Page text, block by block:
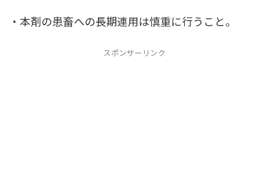
・本剤の患畜への長期連用は慎重に行うこと。
スポンサーリンク